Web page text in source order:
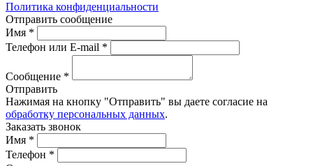
Политика конфиденциальности
Отправить сообщение
Имя *
Телефон или E-mail *
Сообщение *
Отправить
Нажимая на кнопку "Отправить" вы даете согласие на
обработку персональных данных.
Заказать звонок
Имя *
Телефон *